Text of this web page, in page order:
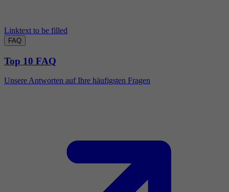
Linktext to be filled
FAQ
Top 10 FAQ
Unsere Antworten auf Ihre häufigsten Fragen